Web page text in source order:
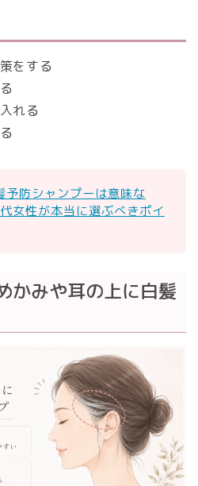
をする
れる
予防シャンプーは意味な
女性が本当に選ぶべきポイ
かみや耳の上に白髪